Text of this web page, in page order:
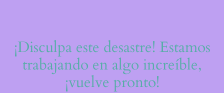
¡Disculpa este desastre! Estamos
trabajando en algo increíble,
¡vuelve pronto!